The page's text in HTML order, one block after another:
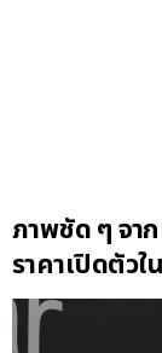
ภาพชัด ๆ จา
ราคาเปิดตัว